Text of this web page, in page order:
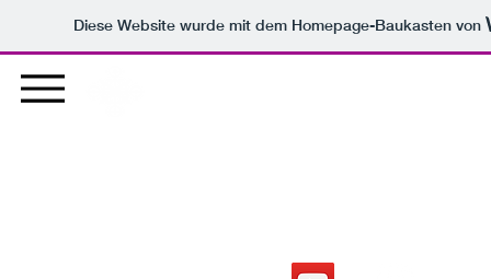
Diese Website wurde mit dem Homepage-Baukasten von